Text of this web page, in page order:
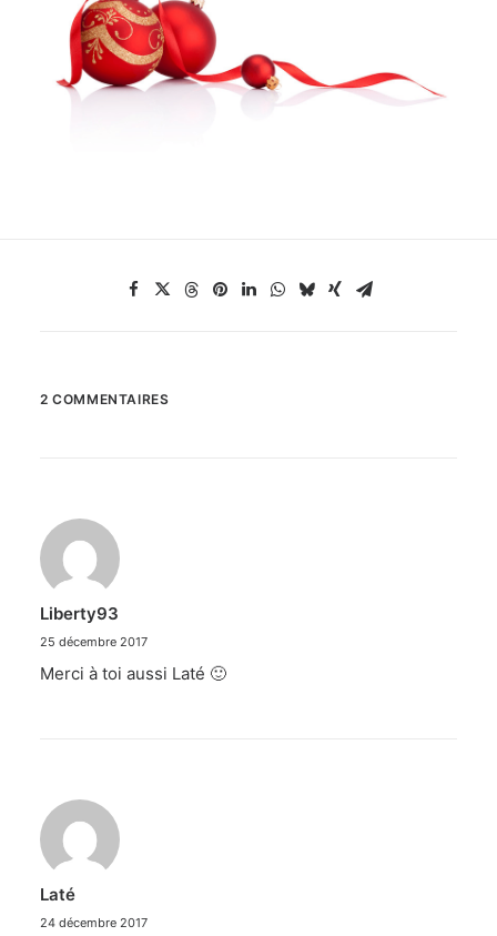
2 COMMENTAIRES
Liberty93
25 décembre 2017
Merci à toi aussi Laté 🙂
Laté
24 décembre 2017